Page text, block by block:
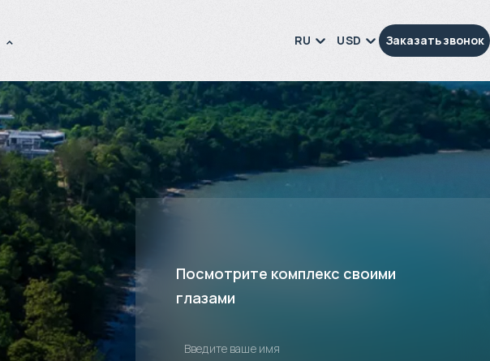
RU USD Заказать звонок
Посмотрите комплекс своими
глазами